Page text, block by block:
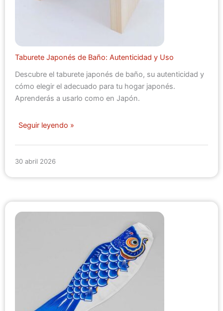
Taburete Japonés de Baño: Autenticidad y Uso
Descubre el taburete japonés de baño, su autenticidad y
cómo elegir el adecuado para tu hogar japonés.
Aprenderás a usarlo como en Japón.
Seguir leyendo »
30 abril 2026